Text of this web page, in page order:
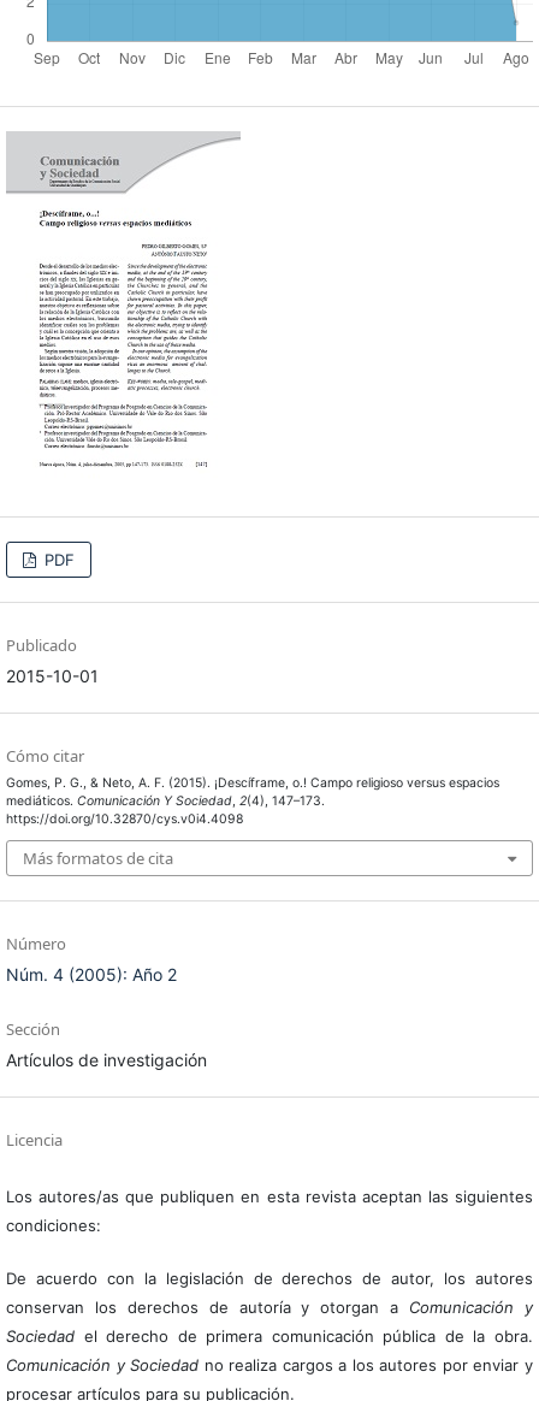
PDF
Publicado
2015-10-01
Cómo citar
Gomes, P. G., & Neto, A. F. (2015). ¡Descíframe, o.! Campo religioso versus espacios
mediáticos. Comunicación Y Sociedad, 2(4), 147–173.
https://doi.org/10.32870/cys.v0i4.4098
Más formatos de cita
Número
Núm. 4 (2005): Año 2
Sección
Artículos de investigación
Licencia
Los autores/as que publiquen en esta revista aceptan las siguientes
condiciones:
De acuerdo con la legislación de derechos de autor, los autores
conservan los derechos de autoría y otorgan a Comunicación y
Sociedadel derecho de primera comunicación pública de la obra.
Comunicación y Sociedad no realiza cargos a los autores por enviar y
procesar artículos para su publicación.